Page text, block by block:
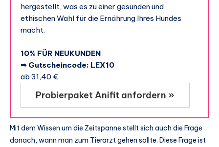
hergestellt, was es zu einer gesunden und
ethischen Wahl für die Ernährung Ihres Hundes
macht.
10% FÜR NEUKUNDEN
➥ Gutscheincode: LEX10
ab 31,40 €
Probierpaket Anifit anfordern »
Mit dem Wissen um die Zeitspanne stellt sich auch die Frage
danach, wann man zum Tierarzt gehen sollte. Diese Frage ist